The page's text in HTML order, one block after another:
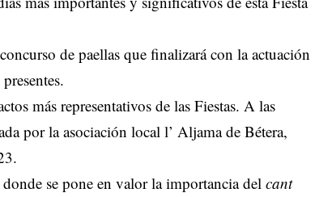
de paellas que finalizará con la actuación
más representativos de las Fiestas. A las
por la asociación local l’ Aljama de Bétera,
donde se pone en valor la importancia del cant